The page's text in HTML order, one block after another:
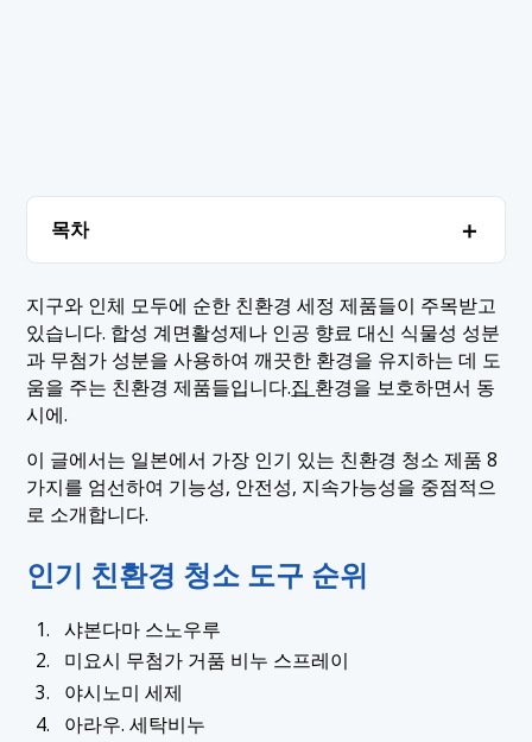
목차 ＋
1.1 1. 샤본다마 스노우루
1.2 2. 미요시 무첨가 거품 비누 스프레이
1.4 4. 아라우. 세탁 세제
1.5 5. 미도리노 마조 욕실 청소용품
1.7 7. Ecover 다중 표면 클리너
1.8 8. 파파 베이비 플로럴 천연 성분 세정제
2. 결론
지구와 인체 모두에 순한 친환경 세정 제품들이 주목받고
있습니다. 합성 계면활성제나 인공 향료 대신 식물성 성분
과 무첨가 성분을 사용하여 깨끗한 환경을 유지하는 데 도
움을 주는 친환경 제품들입니다.집 환경을 보호하면서 동
시에.
이 글에서는 일본에서 가장 인기 있는 친환경 청소 제품 8
가지를 엄선하여 기능성, 안전성, 지속가능성을 중점적으
로 소개합니다.
인기 친환경 청소 도구 순위
샤본다마 스노우루
미요시 무첨가 거품 비누 스프레이
야시노미 세제
아라우. 세탁비누